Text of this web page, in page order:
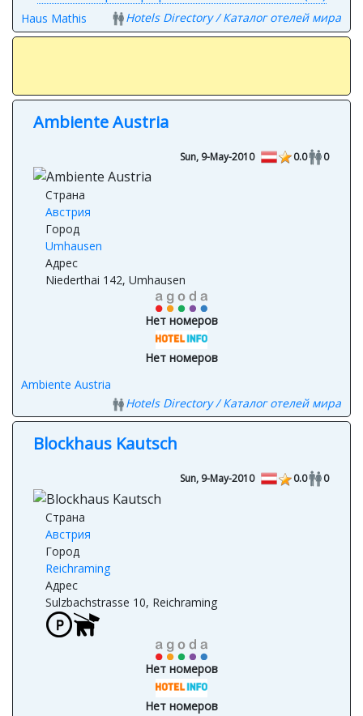
Haus Mathis Hotels Directory / Каталог отелей мира
Ambiente Austria
Sun, 9-May-2010 0.0 0
Страна
Австрия
Город
Umhausen
Адрес
Niederthai 142, Umhausen
Нет номеров
Нет номеров
Ambiente Austria
Hotels Directory / Каталог отелей мира
Blockhaus Kautsch
Sun, 9-May-2010 0.0 0
Страна
Австрия
Город
Reichraming
Адрес
Sulzbachstrasse 10, Reichraming
Нет номеров
Нет номеров